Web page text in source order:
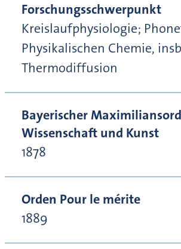
Forschungsschwerpunkt
Kreislaufphysiologie;
Physikalischen Chemie,
Thermodiffusion
Bayerischer
Wissenschaft und Kunst
1878
Orden Pour le mérite
1889